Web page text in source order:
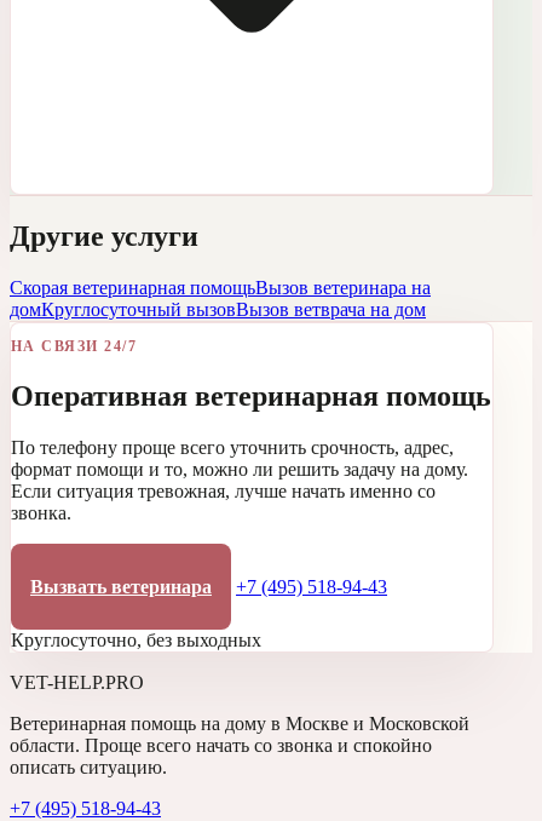
Другие услуги
Скорая ветеринарная помощьВызов ветеринара на
домКруглосуточный вызовВызов ветврача на дом
НА СВЯЗИ 24/7
Оперативная ветеринарная помощь
По телефону проще всего уточнить срочность, адрес,
формат помощи и то, можно ли решить задачу на дому.
Если ситуация тревожная, лучше начать именно со
звонка.
Вызвать ветеринара +7 (495) 518-94-43
Круглосуточно, без выходных
VET-HELP.PRO
Ветеринарная помощь на дому в Москве и Московской
области. Проще всего начать со звонка и спокойно
описать ситуацию.
+7 (495) 518-94-43